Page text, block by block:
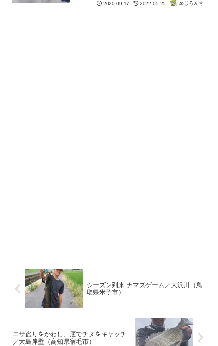
2020.09.17 2022.05.25 めじろん号
シーズン到来 ナマズゲーム／大沢川（鳥
取県米子市）
エサ盗りをかわし、底でチヌをキャッチ
／大島岸壁（高知県宿毛市）